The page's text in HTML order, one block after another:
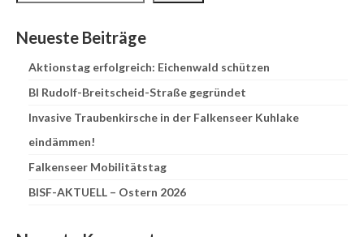
Neueste Beiträge
Aktionstag erfolgreich: Eichenwald schützen
BI Rudolf-Breitscheid-Straße gegründet
Invasive Traubenkirsche in der Falkenseer Kuhlake
eindämmen!
Falkenseer Mobilitätstag
BISF-AKTUELL – Ostern 2026